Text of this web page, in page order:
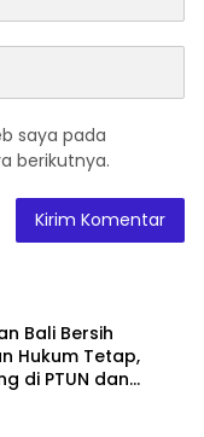
saya pada
berikutnya.
Bali Bersih
Hukum Tetap,
di PTUN dan